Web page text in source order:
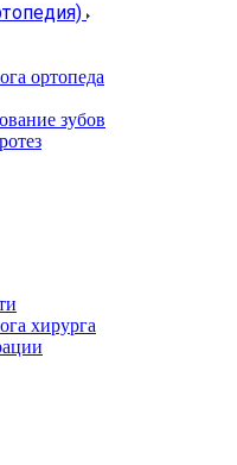
ортопеда
зубов
хирурга